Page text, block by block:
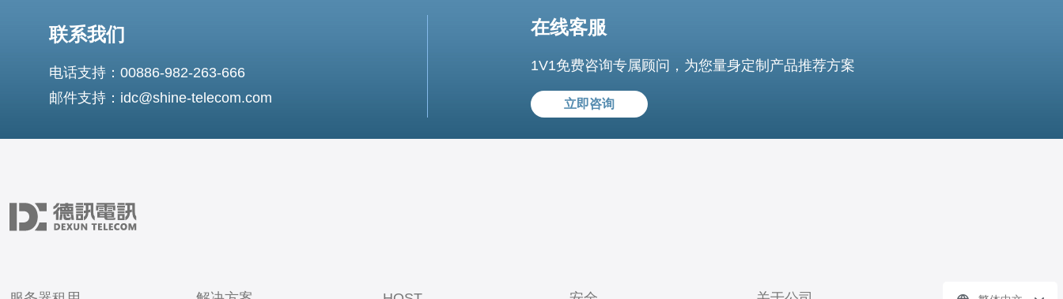
联系我们
电话支持：00886-982-263-666
邮件支持：idc@shine-telecom.com
在线客服
1V1免费咨询专属顾问，为您量身定制产品推荐方案
立即咨询